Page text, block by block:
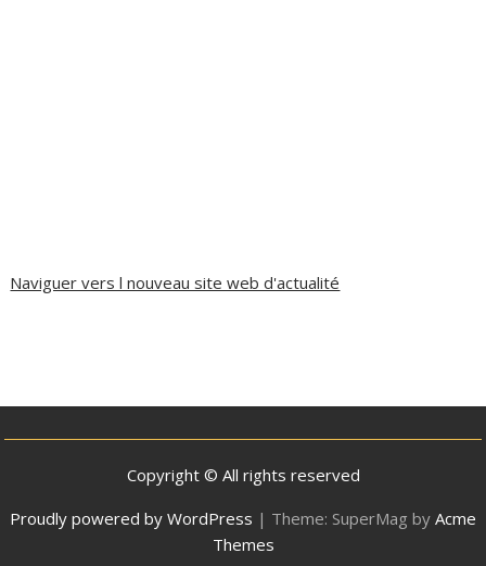
Naviguer vers l nouveau site web d'actualité
Copyright © All rights reserved
Proudly powered by WordPress | Theme: SuperMag by Acme
Themes